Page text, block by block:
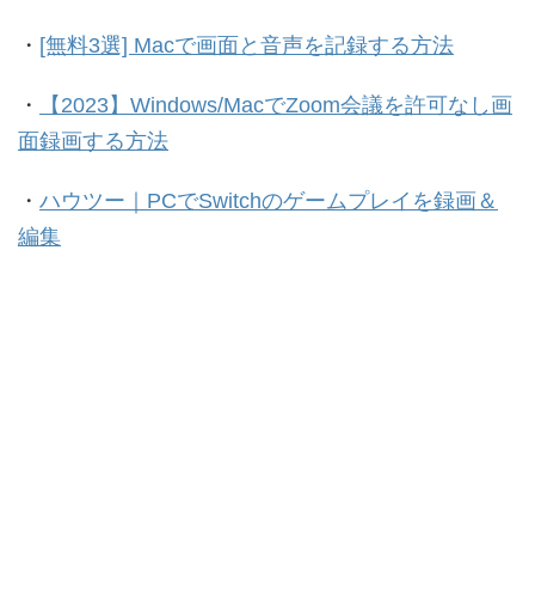
・ [無料3選] Macで画面と音声を記録する方法
・ 【2023】Windows/MacでZoom会議を許可なし画
面録画する方法
・ ハウツー｜PCでSwitchのゲームプレイを録画＆
編集